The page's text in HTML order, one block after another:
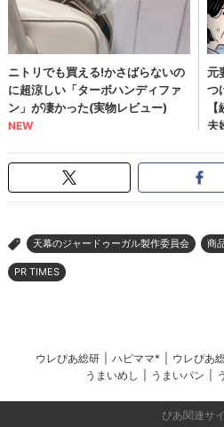
> 天幕のジャードゥーガル製作委員会 商
PR TIMES
ウレぴあ総研 ハピママ* ウレぴあ
うまいめし
うまいパン
ぴあ関連サ